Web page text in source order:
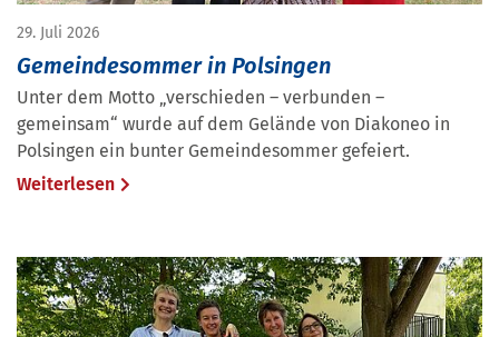
29. Juli 2026
Gemeindesommer in Polsingen
Unter dem Motto „verschieden – verbunden –
gemeinsam“ wurde auf dem Gelände von Diakoneo in
Polsingen ein bunter Gemeindesommer gefeiert.
Weiterlesen